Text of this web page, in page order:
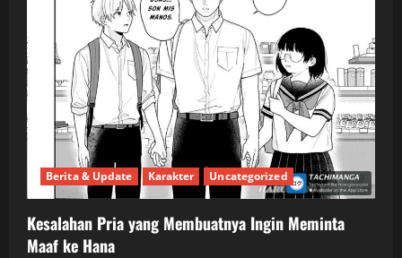
Berita & Update Karakter Uncategorized
Kesalahan Pria yang Membuatnya Ingin Meminta
Maaf ke Hana